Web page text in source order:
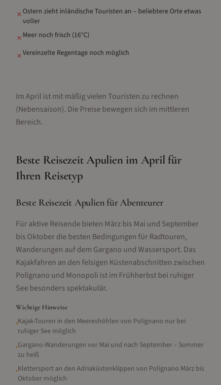
✗Ostern zieht inländische Touristen an – beliebtere Orte etwas
voller
✗ Meer noch frisch (16°C)
✗Vereinzelte Regentage noch möglich
Im April ist mit mäßig vielen Touristen zu rechnen
(Nebensaison). Die Preise bewegen sich im mittleren
Bereich.
Beste ReisezeitApulien im Aprilfür
Ihren Reisetyp
Beste Reisezeit Apulien für Abenteurer
Für aktive Reisende bieten März bis Mai und September
bis Oktober die besten Bedingungen für Radtouren,
Wanderungen auf dem Gargano und Wassersport. Das
Kajakfahren an den felsigen Küstenabschnitten zwischen
Polignano und Monopoli ist im Frühherbst bei ruhiger
See besonders spektakulär.
Wichtige Hinweise
•Kajak-Touren in den Meereshöhlen von Polignano nur bei
ruhiger See möglich
•Gargano-Wanderungen vor Mai und nach September – Sommer
zu heiß
•Klettersport an den Adriaküstenklippen von Polignano März bis
Oktober möglich